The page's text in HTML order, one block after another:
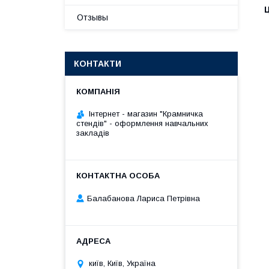
Отзывы
КОНТАКТИ
Інтернет - магазин "Крамничка
стендів" - оформлення навчальних
закладів
Балабанова Лариса Петрівна
київ, Київ, Україна